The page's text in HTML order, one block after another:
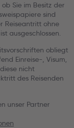
Sie im Besitz der
sind
Reiseantritt ohne
ausgeschlossen.
obliegt
Einreise-, Visum,
nicht
des Reisenden
unser Partner